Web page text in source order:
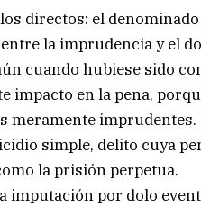
directos: el
la imprudencia y el
cuando hubiese sido
impacto en la pena,
meramente imprudentes.
simple, delito cuya
la prisión perpetua.
por dolo